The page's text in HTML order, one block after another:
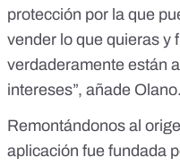
protección por la que
vender lo que quieras y
verdaderamente están
intereses”, añade Olano.
Remontándonos al
aplicación fue fundada